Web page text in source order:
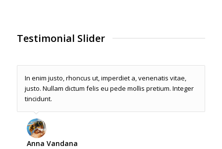
Testimonial Slider
In enim justo, rhoncus ut, imperdiet a, venenatis vitae,
justo. Nullam dictum felis eu pede mollis pretium. Integer
tincidunt.
Anna Vandana
Nulla consequat massa quis enim. Donec pede justo,
fringilla vel, aliquet nec, vulputate eget, arcu.
Maxi Milli
CEO– Max Mobilcom